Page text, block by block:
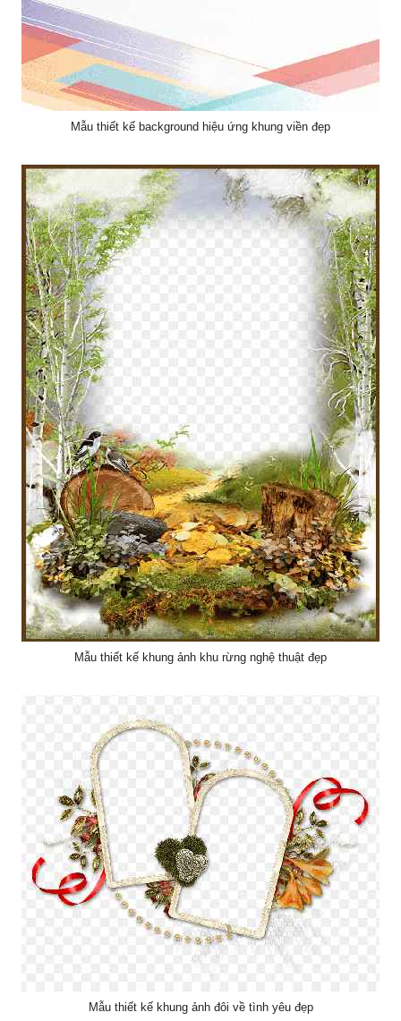
Mẫu thiết kế background hiệu ứng khung viền đẹp
Mẫu thiết kế khung ảnh khu rừng nghệ thuật đẹp
Mẫu thiết kế khung ảnh đôi về tình yêu đẹp